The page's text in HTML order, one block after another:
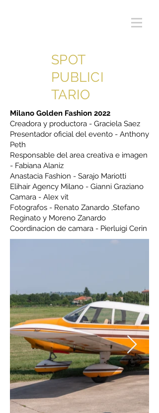
SPOT
PUBLICI
TARIO
Milano Golden Fashion 2022
Creadora y productora - Graciela Saez
Presentador oficial del evento - Anthony
Peth
Responsable del area creativa e imagen
- Fabiana Alaniz
Anastacia Fashion - Sarajo Mariotti
Elihair Agency Milano - Gianni Graziano
Camara - Alex vit
Fotografos - Renato Zanardo ,Stefano
Reginato y Moreno Zanardo
Coordinacion de camara - Pierluigi Cerin